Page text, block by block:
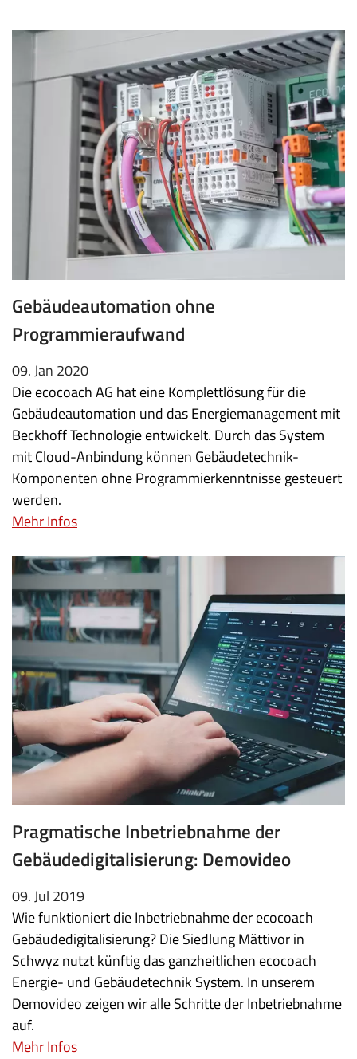
Gebäudeautomation ohne
Programmieraufwand
09. Jan 2020
Die ecocoach AG hat eine Komplettlösung für die
Gebäudeautomation und das Energiemanagement mit
Beckhoff Technologie entwickelt. Durch das System
mit Cloud-Anbindung können Gebäudetechnik-
Komponenten ohne Programmierkenntnisse gesteuert
werden.
Mehr Infos
Pragmatische Inbetriebnahme der
Gebäudedigitalisierung: Demovideo
09. Jul 2019
Wie funktioniert die Inbetriebnahme der ecocoach
Gebäudedigitalisierung? Die Siedlung Mättivor in
Schwyz nutzt künftig das ganzheitlichen ecocoach
Energie- und Gebäudetechnik System. In unserem
Demovideo zeigen wir alle Schritte der Inbetriebnahme
auf.
Mehr Infos